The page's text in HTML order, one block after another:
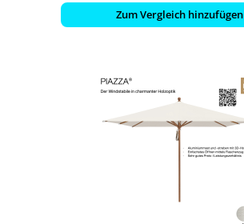
Zum Vergleich hinzufügen